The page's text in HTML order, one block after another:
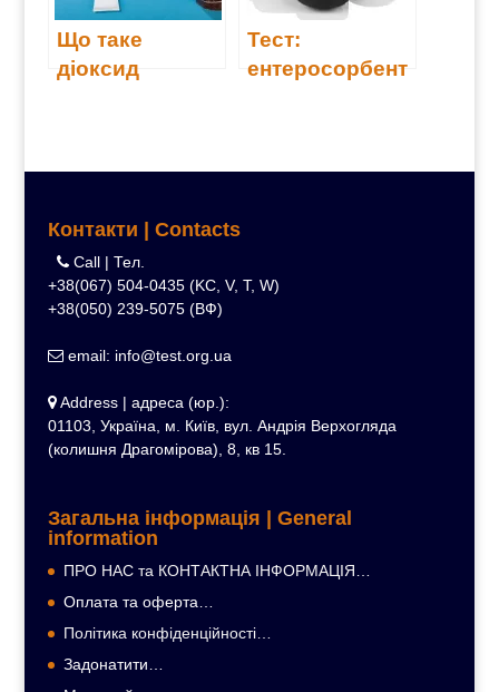
Що таке
діоксид
Тест:
ентеросорбент
Контакти | Contacts
Call | Тел.
+38(067) 504-0435 (KC, V, T, W)
+38(050) 239-5075 (ВФ)
email: info@test.org.ua
Address | адреса (юр.):
01103, Україна, м. Київ, вул. Андрія Верхогляда
(колишня Драгомірова), 8, кв 15.
Загальна інформація | General
information
ПРО НАС та КОНТАКТНА ІНФОРМАЦІЯ…
Оплата та оферта…
Політика конфіденційності…
Задонатити…